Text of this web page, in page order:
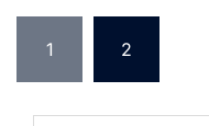
投
の
ペ
1 2